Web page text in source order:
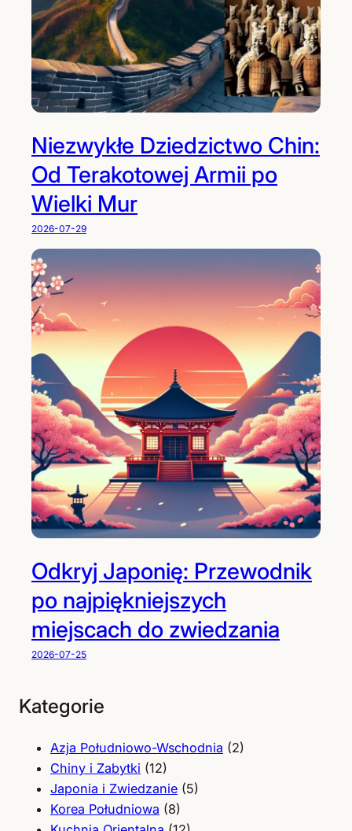
Niezwykłe Dziedzictwo Chin:
Od Terakotowej Armii po
Wielki Mur
2026-07-29
Odkryj Japonię: Przewodnik
po najpiękniejszych
miejscach do zwiedzania
2026-07-25
Kategorie
Azja Południowo-Wschodnia (2)
Chiny i Zabytki (12)
Japonia i Zwiedzanie (5)
Korea Południowa (8)